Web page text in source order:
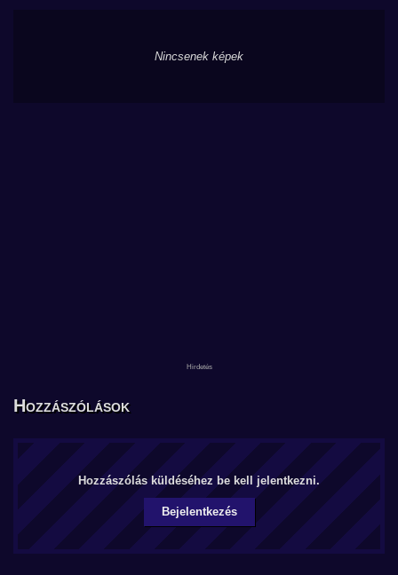
Nincsenek képek
Hozzászólások
Hozzászólás küldéséhez be kell jelentkezni.
Bejelentkezés